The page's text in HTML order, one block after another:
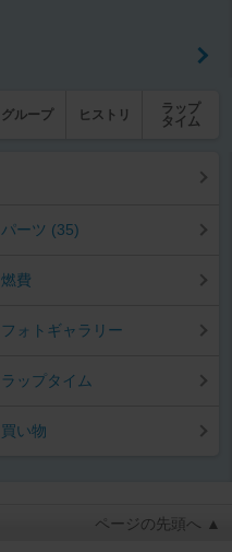
グループ ヒストリ
ラップ
タイム
パーツ (35)
燃費
フォトギャラリー
ラップタイム
買い物
ページの先頭へ ▲